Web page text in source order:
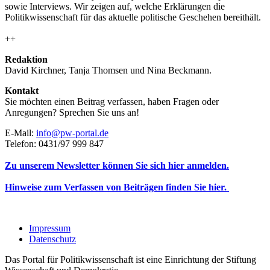
sowie Interviews. Wir zeigen auf, welche Erklärungen die
Politikwissenschaft für das aktuelle politische Geschehen bereithält.
++
Redaktion
David Kirchner, Tanja Thomsen und Nina Beckmann.
Kontakt
Sie möchten einen Beitrag verfassen, haben Fragen oder
Anregungen? Sprechen Sie uns an!
E-Mail: info@pw-portal.de
Telefon: 0431/97 999 847
Zu unserem Newsletter können Sie sich hier anmelden.
Hinweise zum Verfassen von Beiträgen finden Sie hier.
Impressum
Datenschutz
Das Portal für Politikwissenschaft ist eine Einrichtung der Stiftung